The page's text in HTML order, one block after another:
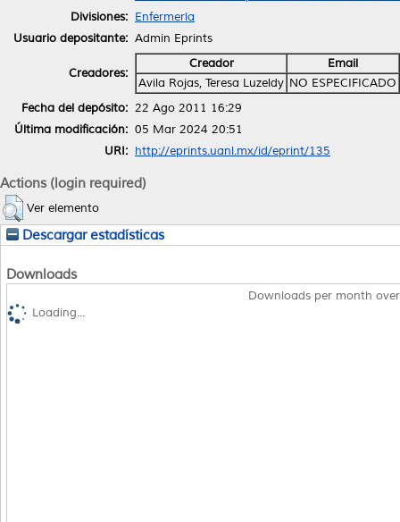
Divisiones: Enfermería
Usuario depositante: Admin Eprints
Creadores:
Creador
Email
Avila Rojas, Teresa Luzeldy NO ESPECIFICADO
Fecha del depósito: 22 Ago 2011 16:29
Última modificación: 05 Mar 2024 20:51
URI: http://eprints.uanl.mx/id/eprint/135
Actions (login required)
Ver elemento
Descargar estadísticas
Downloads
Downloads per month
Loading...